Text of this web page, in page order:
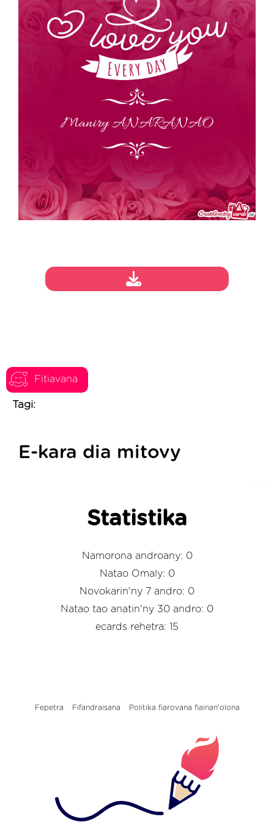
Fitiavana
Tagi:
E-kara dia mitovy
Statistika
Namorona androany: 0
Natao Omaly: 0
Novokarin'ny 7 andro: 0
Natao tao anatin'ny 30 andro: 0
ecards rehetra: 15
Fepetra Fifandraisana Politika fiarovana fiainan'olona